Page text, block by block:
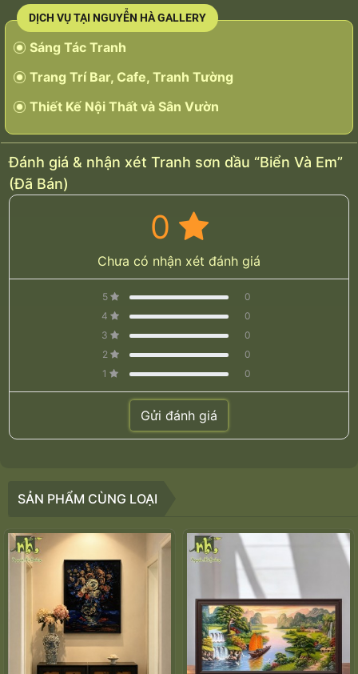
DỊCH VỤ TẠI NGUYỄN HÀ GALLERY
Sáng Tác Tranh
Trang Trí Bar, Cafe, Tranh Tường
Thiết Kế Nội Thất và Sân Vườn
Đánh giá & nhận xét Tranh sơn dầu “Biển Và Em”
(Đã Bán)
0
Chưa có nhận xét đánh giá
5
0
4
0
3
0
2
0
1
0
Gửi đánh giá
SẢN PHẨM CÙNG LOẠI